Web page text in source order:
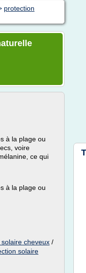
protection
à la plage ou
voire
ce qui
à la plage ou
cheveux /
solaire